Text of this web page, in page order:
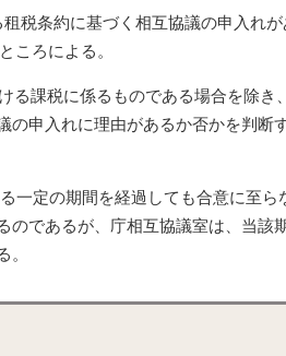
税条約に基づく相互協議の申入れが
ころによる。
課税に係るものである場合を除き
の申入れに理由があるか否かを判断
一定の期間を経過しても合意に至ら
のであるが、庁相互協議室は、当該